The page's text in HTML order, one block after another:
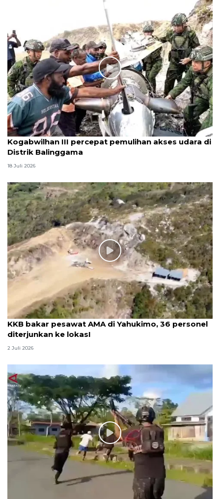
Kogabwilhan III percepat pemulihan akses udara di
Distrik Balinggama
18 Juli 2026
KKB bakar pesawat AMA di Yahukimo, 36 personel
diterjunkan ke lokasI
2 Juli 2026